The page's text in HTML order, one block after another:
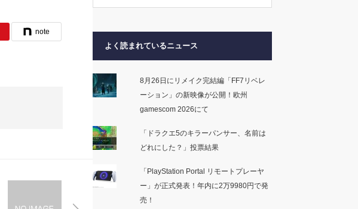
note
よく読まれているニュース
8月26日にリメイク完結編「FF7リベレ
ーション」の新映像が公開！欧州
gamescom 2026にて
「ドラクエ5のキラーパンサー、名前は
どれにした？」投票結果
「PlayStation Portal リモートプレーヤ
ー」が正式発表！年内に2万9980円で発
売！